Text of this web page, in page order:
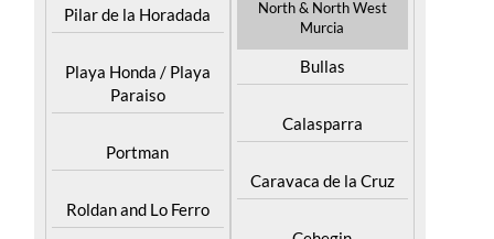
Playa Honda / Playa
Portman
Roldan and Lo Ferro
San Javier
Bullas
Calasparra
Caravaca de la Cruz
Cehegin